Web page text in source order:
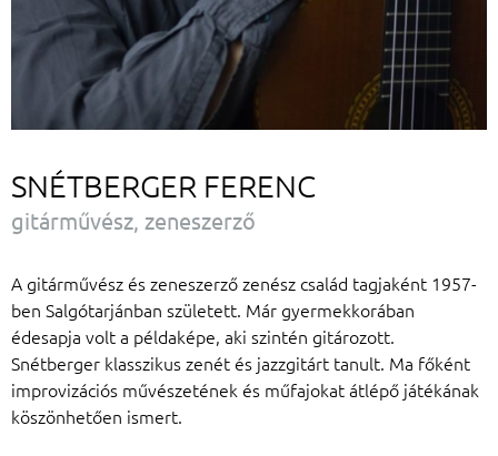
SNÉTBERGER FERENC
gitárművész, zeneszerző
A gitárművész és zeneszerző zenész család tagjaként 1957-
ben Salgótarjánban született. Már gyermekkorában
édesapja volt a példaképe, aki szintén gitározott.
Snétberger klasszikus zenét és jazzgitárt tanult. Ma főként
improvizációs művészetének és műfajokat átlépő játékának
köszönhetően ismert.